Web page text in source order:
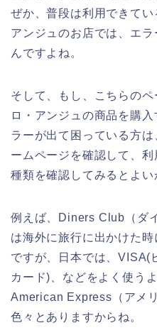
ぜか、普段は利用できてい
アンジュのお店では、エ
んですよね。
そして、もし、こちらのペ
ロ・アンジュの商品を購
ラーが出て困っている方
ームページを確認して、
種類を確認してみるとよい
例えば、Diners Club（ダ
は海外に旅行に出かけた
ですが、日本では、VISA(
カード)、などをよく使う
American Express（アメ
色々とありますからね。